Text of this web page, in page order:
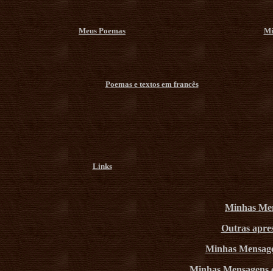
Meus Poemas
Poemas e textos em francês
Links
Minhas
Outras
Minhas